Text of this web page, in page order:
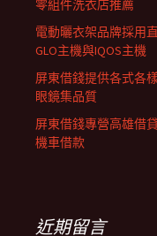
零組件洗衣店推薦
電動曬衣架品牌採用
GLO主機與IQOS主機
屏東借錢提供各式各樣
眼鏡集品質
屏東借錢專營高雄借
機車借款
近期留言